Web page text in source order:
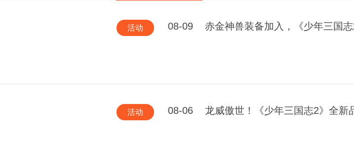
活动 08-09 赤金神兽装备加入，《少年三国
活动 08-06 龙威傲世！《少年三国志2》全新